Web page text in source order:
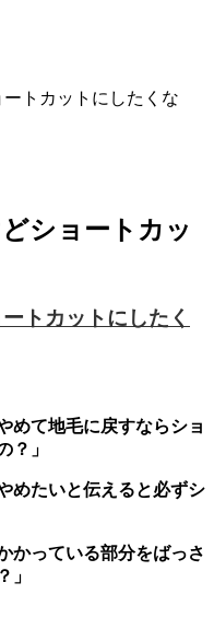
トカットにしたくな
ショートカッ
トカットにしたく
めて地毛に戻すならショ
？」
めたいと伝えると必ずシ
かっている部分をばっさ
」